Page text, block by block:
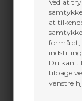
Ved at
at
formålet,
Du kan
tilbage
venstre
+45 2751 3356
+45 9718 3356
diameter
vægte